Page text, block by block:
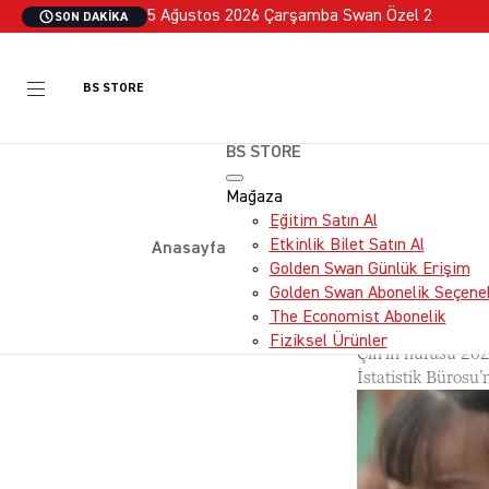
SON DAKIKA 5 Ağustos 2026 Çarşamba Swan Özel 2
BS STORE
Anasayfa
BS STORE
Mağaza
Eğitim Satın Al
Etkinlik Bilet Satın Al
Golden Swan Günlük Erişim
Golden Swan Abonelik
The Economist Abonelik
Fiziksel Ürünler
DÜNYA
Çin’in nüfusu
İstatistik